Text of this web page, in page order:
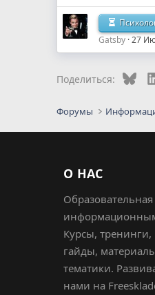
Gatsby 27
Поделиться:
Форумы
О НАС
Курсы,
гайды,
тематики.
нами на